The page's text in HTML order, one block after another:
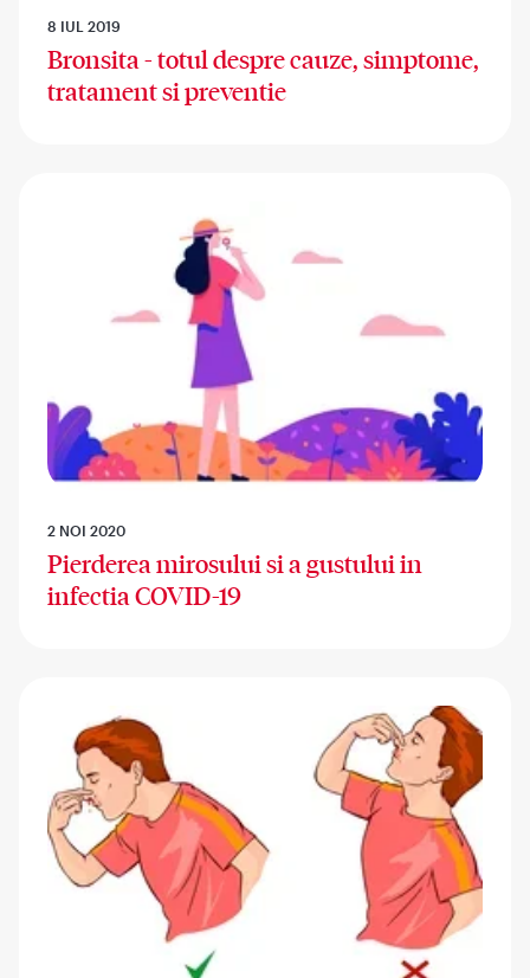
8 IUL 2019
Bronsita - totul despre cauze, simptome,
tratament si preventie
2 NOI 2020
Pierderea mirosului si a gustului in
infectia COVID-19